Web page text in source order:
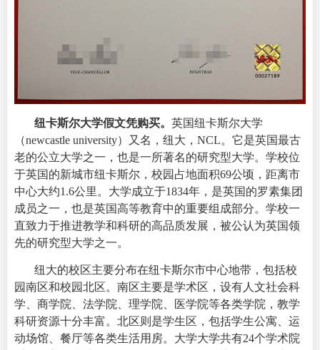
纽卡斯尔大学假文凭购买。 英国纽卡斯尔大学
（newcastle university）又名，纽大，NCL。它是英国最古
老的公立大学之一，也是一所著名的研究型大学。学校位
于英国的新城市纽卡斯尔，校园占地面积69公顷，距离市
中心大约1.6公里。 大学成立于1834年，是英国的罗素集团
成员之一，也是英国高等教育中的重要组成部分。学校一
直致力于推进教学和科研的高品质发展，被公认为英国领
先的研究型大学之一。
纽大的校区主要分布在纽卡斯尔市中心地带，包括校
园南区和校园北区。南区主要是学术区，设有人文社会科
学、商学院、法学院、理学院、医学院等各类学院，教学
科研资源十分丰富。北区则是学生区，包括学生公寓、运
动场馆、餐厅等各类生活用房。 大学大学共有24个学术院